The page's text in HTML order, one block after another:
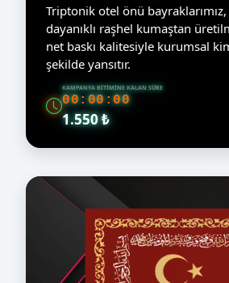
Triptonik otel önü bayraklarımız,
dayanıklı raşhel kumaştan
net baskı kalitesiyle kurumsal
şekilde yansıtır.
KAMPANYA BITIMINE KALAN SÜRE
00:00:00
1.550 ₺